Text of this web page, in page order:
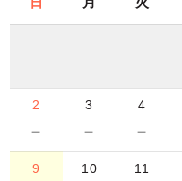
2
－
3
－
4
－
9 10 11